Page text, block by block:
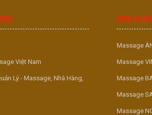
Việt Nam
Lý - Massage, Nhà Hàng,
ĐƠN VỊ
Massage
Massage
Massage
Massage
Massage